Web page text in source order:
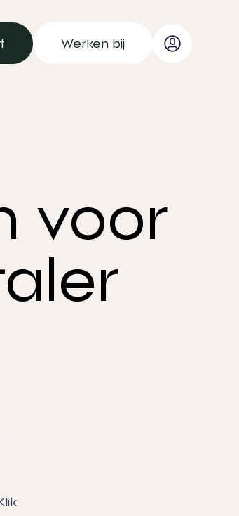
Werken bij
voor